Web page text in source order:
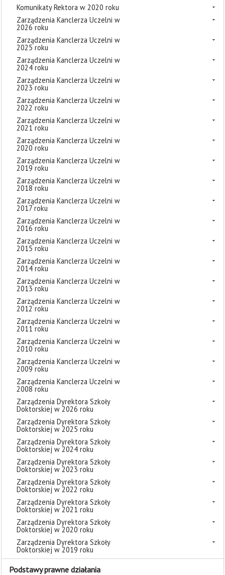
Komunikaty Rektora w 2020 roku
Zarządzenia Kanclerza Uczelni w
2026 roku
Zarządzenia Kanclerza Uczelni w
2025 roku
Zarządzenia Kanclerza Uczelni w
2024 roku
Zarządzenia Kanclerza Uczelni w
2023 roku
Zarządzenia Kanclerza Uczelni w
2022 roku
Zarządzenia Kanclerza Uczelni w
2021 roku
Zarządzenia Kanclerza Uczelni w
2020 roku
Zarządzenia Kanclerza Uczelni w
2019 roku
Zarządzenia Kanclerza Uczelni w
2018 roku
Zarządzenia Kanclerza Uczelni w
2017 roku
Zarządzenia Kanclerza Uczelni w
2016 roku
Zarządzenia Kanclerza Uczelni w
2015 roku
Zarządzenia Kanclerza Uczelni w
2014 roku
Zarządzenia Kanclerza Uczelni w
2013 roku
Zarządzenia Kanclerza Uczelni w
2012 roku
Zarządzenia Kanclerza Uczelni w
2011 roku
Zarządzenia Kanclerza Uczelni w
2010 roku
Zarządzenia Kanclerza Uczelni w
2009 roku
Zarządzenia Kanclerza Uczelni w
2008 roku
Zarządzenia Dyrektora Szkoły
Doktorskiej w 2026 roku
Zarządzenia Dyrektora Szkoły
Doktorskiej w 2025 roku
Zarządzenia Dyrektora Szkoły
Doktorskiej w 2024 roku
Zarządzenia Dyrektora Szkoły
Doktorskiej w 2023 roku
Zarządzenia Dyrektora Szkoły
Doktorskiej w 2022 roku
Zarządzenia Dyrektora Szkoły
Doktorskiej w 2021 roku
Zarządzenia Dyrektora Szkoły
Doktorskiej w 2020 roku
Zarządzenia Dyrektora Szkoły
Doktorskiej w 2019 roku
Podstawy prawne działania